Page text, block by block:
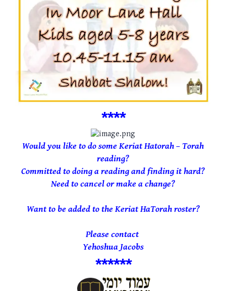
****
Would you like to do some Keriat Hatorah – Torah
reading?
Committed to doing a reading and finding it hard?
Need to cancel or make a change?
Want to be added to the Keriat HaTorah roster?
Please contact
Yehoshua Jacobs
******